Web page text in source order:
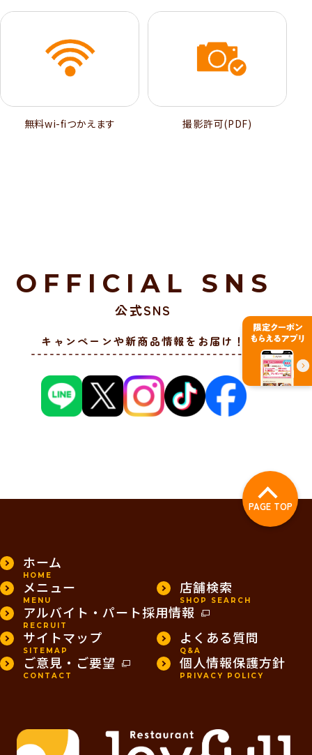
無料wi-ﬁつかえます 撮影許可(PDF)
OFFICIAL SNS
公式SNS
キャンペーンや新商品情報をお届け！
PAGE TOP
ホーム
HOME
メニュー
MENU
店舗検索
SHOP SEARCH
アルバイト・パート採用情報
RECRUIT
サイトマップ
SITEMAP
よくある質問
Q&A
ご意見・ご要望
CONTACT
個人情報保護方針
PRIVACY POLICY